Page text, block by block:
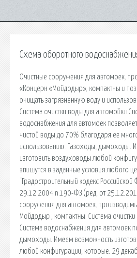
Схема оборотного
Очистные сооружения для автомоек,
«Концерн «Мойдодыр», компактны и
очищать загрязненную воду и
Система очистки воды для автомойки
водоснабжения для автомоек
чистой воды до 70% благодаря ее
использованию. Газоходы, дымоходы.
изготовить воздуховоды любой
впишутся в заданные условия любого
"Градостроительный кодекс
29.12.2004 n 190-ФЗ (ред. от
сооружения для автомоек,
Мойдодыр , компактны. Система
Система водоснабжения для автомоек
дымоходы. Имеем возможность
любой конфигурации, которые. 29